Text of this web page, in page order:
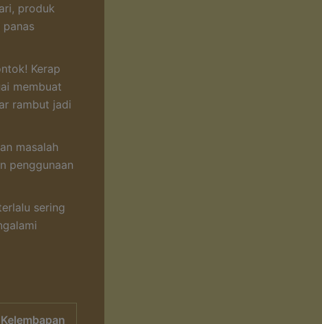
produk
Kerap
membuat
rambut jadi
masalah
penggunaan
sering
Kelembapan